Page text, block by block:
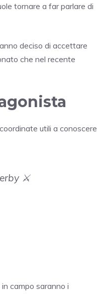
tornare a far parlare di
deciso di accettare
che nel recente
utili a conoscere
⚔️
campo saranno i